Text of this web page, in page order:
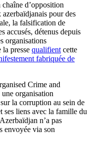
d’opposition
pour des
la falsification de
accusés, détenus depuis
organisations
la presse qualifient cette
fabriquée de
Crime and
organisation
la corruption au sein de
ses liens avec la famille du
n’a pas
envoyée via son